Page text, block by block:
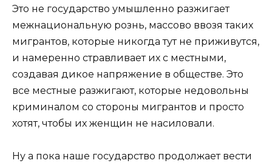
Это не государство умышленно разжигает
межнациональную рознь, массово ввозя таких
мигрантов, которые никогда тут не приживутся,
и намеренно стравливает их с местными,
создавая дикое напряжение в обществе. Это
все местные разжигают, которые недовольны
криминалом со стороны мигрантов и просто
хотят, чтобы их женщин не насиловали.
Ну а пока наше государство продолжает вести